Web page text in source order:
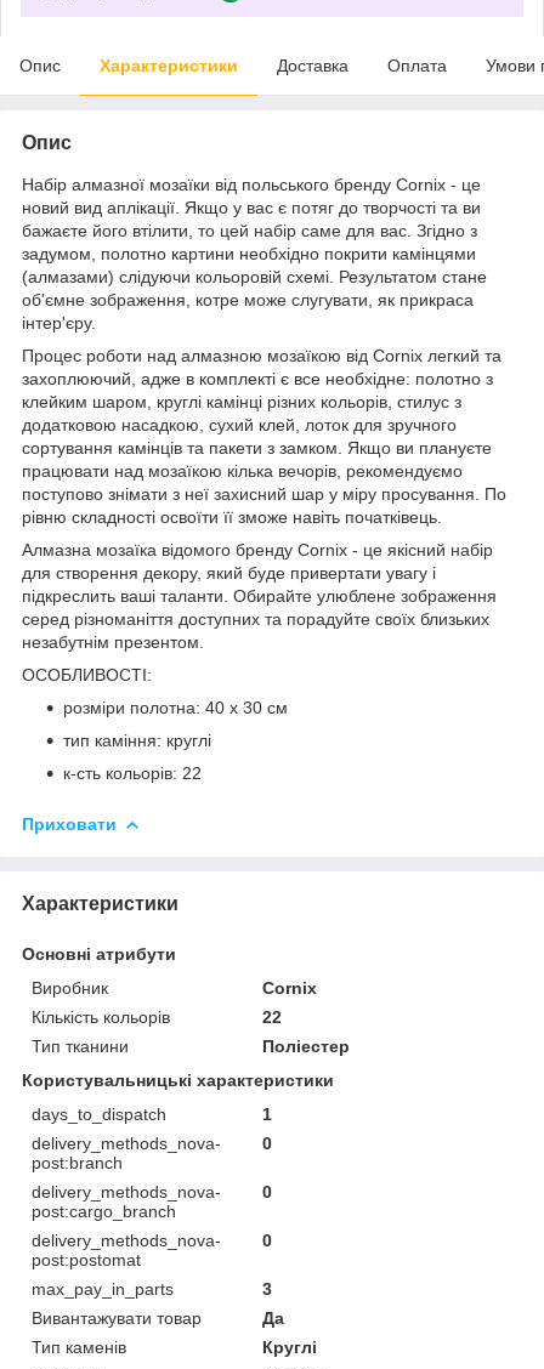
Опис Характеристики Доставка Оплата Умови
Опис
Набір алмазної мозаїки від польського бренду Cornix - це
новий вид аплікації. Якщо у вас є потяг до творчості та ви
бажаєте його втілити, то цей набір саме для вас. Згідно з
задумом, полотно картини необхідно покрити камінцями
(алмазами) слідуючи кольоровій схемі. Результатом стане
об'ємне зображення, котре може слугувати, як прикраса
інтер'єру.
Процес роботи над алмазною мозаїкою від Cornix легкий та
захоплюючий, адже в комплекті є все необхідне: полотно з
клейким шаром, круглі камінці різних кольорів, стилус з
додатковою насадкою, сухий клей, лоток для зручного
сортування камінців та пакети з замком. Якщо ви плануєте
працювати над мозаїкою кілька вечорів, рекомендуємо
поступово знімати з неї захисний шар у міру просування. По
рівню складності освоїти її зможе навіть початківець.
Алмазна мозаїка відомого бренду Cornix - це якісний набір
для створення декору, який буде привертати увагу і
підкреслить ваші таланти. Обирайте улюблене зображення
серед різноманіття доступних та порадуйте своїх близьких
незабутнім презентом.
ОСОБЛИВОСТІ:
розміри полотна: 40 x 30 см
тип каміння: круглі
к-сть кольорів: 22
Приховати
Характеристики
Основні атрибути
Виробник
Cornix
Кількість кольорів
22
Тип тканини
Поліестер
Користувальницькі характеристики
days_to_dispatch
1
delivery_methods_nova-
post:branch
0
delivery_methods_nova-
post:cargo_branch
0
delivery_methods_nova-
post:postomat
0
max_pay_in_parts
3
Вивантажувати товар
Да
Тип каменів
Круглі